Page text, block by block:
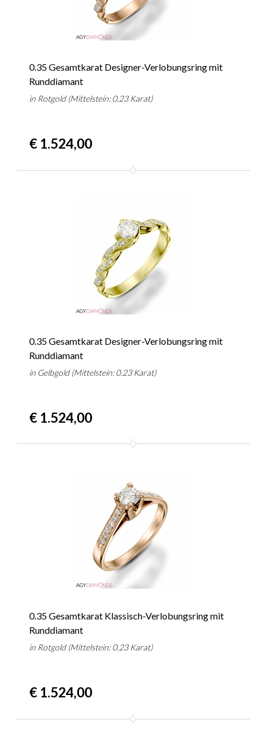
0.35 Gesamtkarat Designer-Verlobungsring mit
Runddiamant
in Rotgold (Mittelstein: 0.23 Karat)
€ 1.524,00
0.35 Gesamtkarat Designer-Verlobungsring mit
Runddiamant
in Gelbgold (Mittelstein: 0.23 Karat)
€ 1.524,00
0.35 Gesamtkarat Klassisch-Verlobungsring mit
Runddiamant
in Rotgold (Mittelstein: 0.23 Karat)
€ 1.524,00